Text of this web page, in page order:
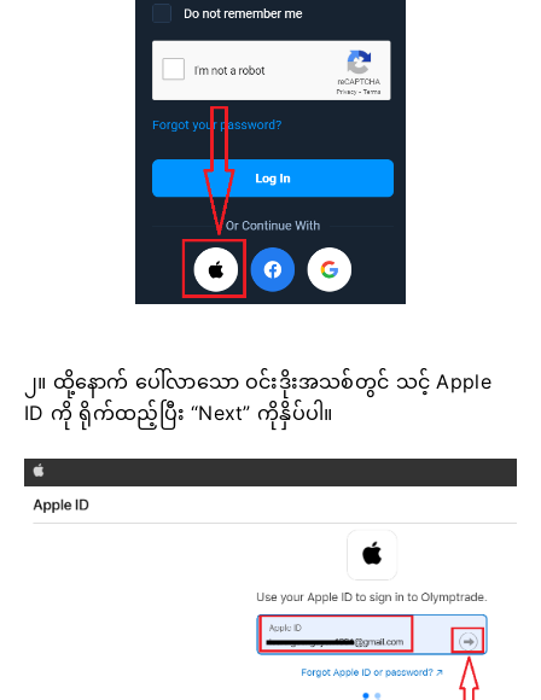
၂။ ထို့နောက် ပေါ်လာသော ဝင်းဒိုးအသစ်တွင် သင့် Apple
ID ကို ရိုက်ထည့်ပြီး “Next” ကိုနှိပ်ပါ။